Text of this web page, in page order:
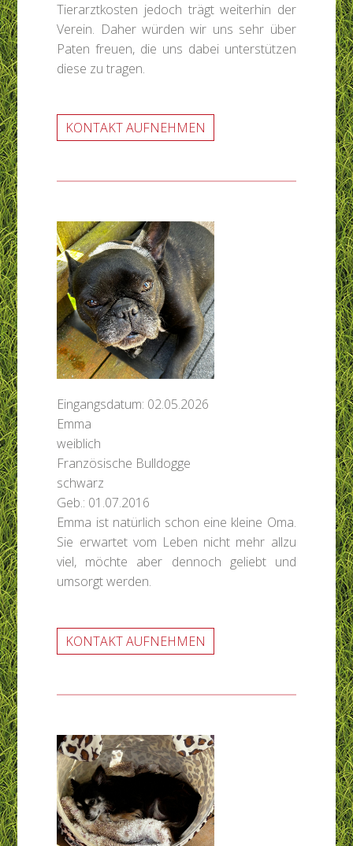
Tierarztkosten jedoch trägt weiterhin der
Verein. Daher würden wir uns sehr über
Paten freuen, die uns dabei unterstützen
diese zu tragen.
KONTAKT AUFNEHMEN
Eingangsdatum: 02.05.2026
Emma
weiblich
Französische Bulldogge
schwarz
Geb.: 01.07.2016
Emma ist natürlich schon eine kleine Oma.
Sie erwartet vom Leben nicht mehr allzu
viel, möchte aber dennoch geliebt und
umsorgt werden.
KONTAKT AUFNEHMEN